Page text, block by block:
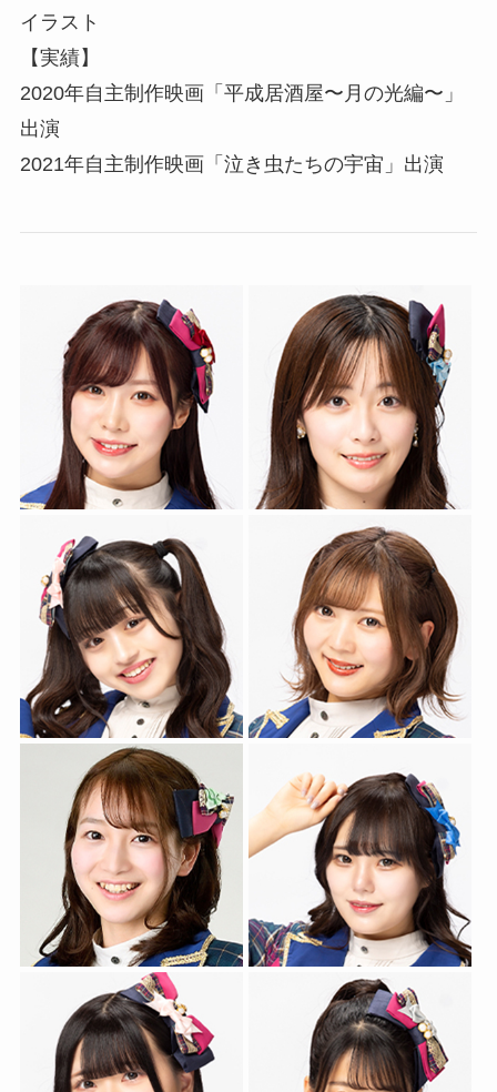
イラスト
【実績】
2020年自主制作映画「平成居酒屋〜月の光編〜」
出演
2021年自主制作映画「泣き虫たちの宇宙」出演